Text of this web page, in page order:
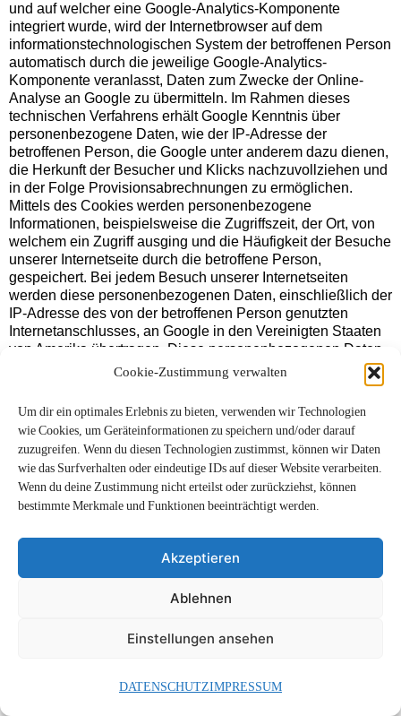
Cookie-Zustimmung verwalten
Um dir ein optimales Erlebnis zu bieten, verwenden wir Technologien
wie Cookies, um Geräteinformationen zu speichern und/oder darauf
zuzugreifen. Wenn du diesen Technologien zustimmst, können wir Daten
wie das Surfverhalten oder eindeutige IDs auf dieser Website verarbeiten.
Wenn du deine Zustimmung nicht erteilst oder zurückziehst, können
bestimmte Merkmale und Funktionen beeinträchtigt werden.
Akzeptieren
Ablehnen
Einstellungen ansehen
DATENSCHUTZIMPRESSUM
und auf welcher eine Google-Analytics-Komponente
integriert wurde, wird der Internetbrowser auf dem
informationstechnologischen System der betroffenen Person
automatisch durch die jeweilige Google-Analytics-
Komponente veranlasst, Daten zum Zwecke der Online-
Analyse an Google zu übermitteln. Im Rahmen dieses
technischen Verfahrens erhält Google Kenntnis über
personenbezogene Daten, wie der IP-Adresse der
betroffenen Person, die Google unter anderem dazu dienen,
die Herkunft der Besucher und Klicks nachzuvollziehen und
in der Folge Provisionsabrechnungen zu ermöglichen.
Mittels des Cookies werden personenbezogene
Informationen, beispielsweise die Zugriffszeit, der Ort, von
welchem ein Zugriff ausging und die Häufigkeit der Besuche
unserer Internetseite durch die betroffene Person,
gespeichert. Bei jedem Besuch unserer Internetseiten
werden diese personenbezogenen Daten, einschließlich der
IP-Adresse des von der betroffenen Person genutzten
Internetanschlusses, an Google in den Vereinigten Staaten
von Amerika übertragen. Diese personenbezogenen Daten
werden durch Google in den Vereinigten Staaten von
Amerika gespeichert. Google gibt diese über das technische
Umständen an Dritte weiter.
Die betroffene Person kann die Setzung von Cookies durch
unsere Internetseite, wie oben bereits dargestellt, jederzeit
mittels einer entsprechenden Einstellung des genutzten
Internetbrowsers verhindern und damit der Setzung von
Cookies dauerhaft widersprechen. Eine solche Einstellung
dass Google ein Cookie auf dem
informationstechnologischen System der betroffenen Person
setzt. Zudem kann ein von Google Analytics bereits
gesetzter Cookie jederzeit über den Internetbrowser oder
Ferner besteht für die betroffene Person die Möglichkeit,
der Verarbeitung dieser Daten durch Google zu